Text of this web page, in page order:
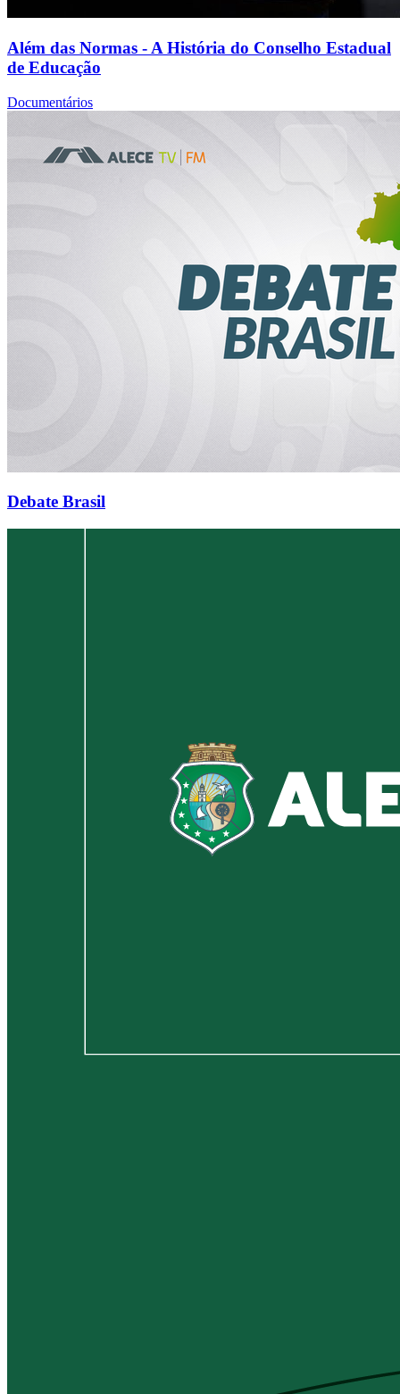
Além das Normas - A História do Conselho Estadual
de Educação
Documentários
Debate Brasil